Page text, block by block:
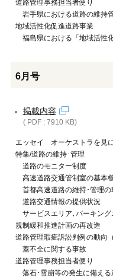
道路管理事務担当者便り
岩手県における道路の維持
地域活性化促進道路事業
福島県における「地域活性
6月号
掲載内容
( PDF : 7910 KB)
エッセイ オーケストラを見
特集/道路の維持･管理
道路のモニター制度
高速道路交通管制室の基本
首都高速道路の維持･管理の
道路交通情報の提供状況
サービスエリア､パーキング
規制緩和推進計画の再改造
道路管理瑕疵訴訟判例の動向
蓋不全に関する事故
道路管理事務担当者便り
落石･雪崩等の発生に備える